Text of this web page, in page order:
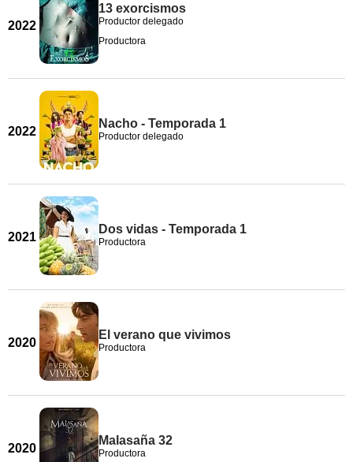
2022
13 exorcismos
Productor delegado
Productora
2022
Nacho - Temporada 1
Productor delegado
2021
Dos vidas - Temporada 1
Productora
2020
El verano que vivimos
Productora
2020
Malasaña 32
Productora